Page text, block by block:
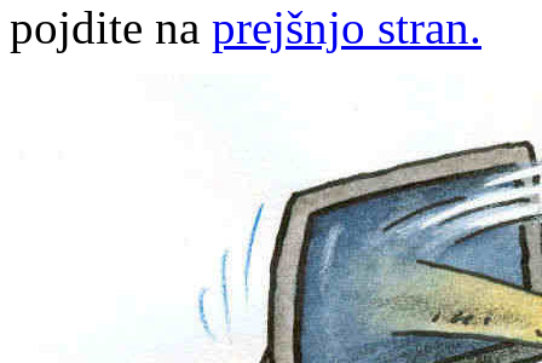
pojdite na prejšnjo stran.